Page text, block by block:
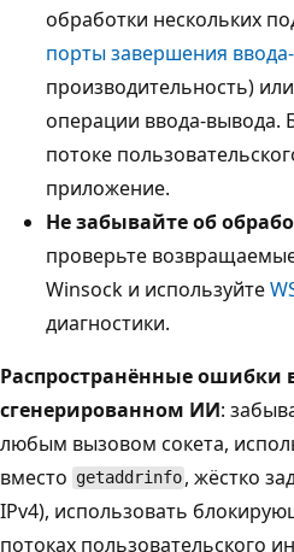
обработки нескольких
порты завершения
производительность)
операции ввода-вывода.
потоке
приложение.
Не забывайте об
проверьте
Winsock и используйте
диагностики.
Распространённые ошибки
сгенерированном ИИ:
любым вызовом сокета,
вместо getaddrinfo , жёстко
IPv4), использовать
потоках пользовательского